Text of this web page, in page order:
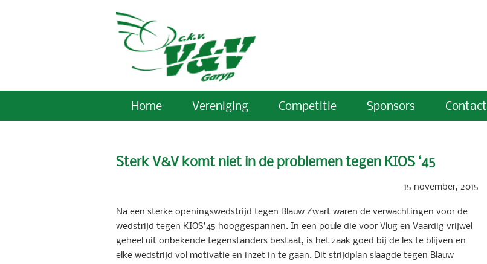
Home Vereniging Competitie Sponsors Contact
Sterk V&V komt niet in de problemen tegen KIOS ‘45
15 november, 2015
Na een sterke openingswedstrijd tegen Blauw Zwart waren de verwachtingen voor de
wedstrijd tegen KIOS’45 hooggespannen. In een poule die voor Vlug en Vaardig vrijwel
geheel uit onbekende tegenstanders bestaat, is het zaak goed bij de les te blijven en
elke wedstrijd vol motivatie en inzet in te gaan. Dit strijdplan slaagde tegen Blauw